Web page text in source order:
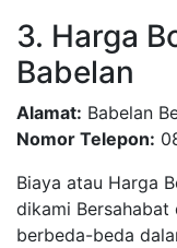
3. Harga
Babelan
Alamat: Babelan
Nomor Telepon:
Biaya atau Harga
dikami
berbeda-beda